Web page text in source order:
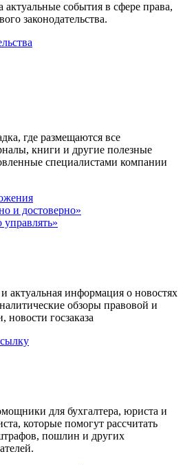
актуальные события в сфере права,
законодательства.
где размещаются все
книги и другие полезные
специалистами компании
и достоверно»
актуальная информация о новостях
обзоры правовой и
госзаказа
для бухгалтера, юриста и
которые помогут рассчитать
пошлин и других